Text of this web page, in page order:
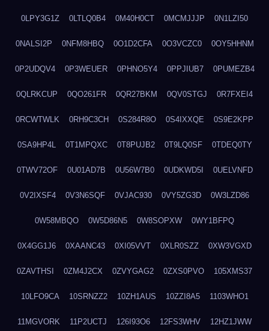
0LPY3G1Z 0LTLQ0B4 0M40H0CT 0MCMJJJP 0N1LZI50
0NALSI2P 0NFM8HBQ 0O1D2CFA 0O3VCZC0 0OY5HHNM
0P2UDQV4 0P3WEUER 0PHNO5Y4 0PPJIUB7 0PUMEZB4
0QLRKCUP 0QO261FR 0QR27BKM 0QV0STGJ 0R7FXEI4
0RCWTWLK 0RH9C3CH 0S284R8O 0S4IXXQE 0S9E2KPP
0SA9HP4L 0T1MPQXC 0T8PUJB2 0T9LQ0SF 0TDEQ0TY
0TWV72OF 0U01AD7B 0U56W7B0 0UDKWD5I 0UELVNFD
0V2IXSF4 0V3N6SQF 0VJAC930 0VY5ZG3D 0W3LZD86
0W58MBQO 0W5D86N5 0W8SOPXW 0WY1BFPQ
0X4GG1J6 0XAANC43 0XI05VVT 0XLR0SZZ 0XW3VGXD
0ZAVTHSI 0ZM4J2CX 0ZVYGAG2 0ZXS0PVO 105XMS37
10LFO9CA 10SRNZZ2 10ZH1AUS 10ZZI8A5 1103WHO1
11MGVORK 11P2UCTJ 126I93O6 12FS3WHV 12HZ1JWW